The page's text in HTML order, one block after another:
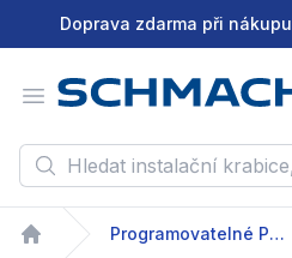
Doprava zdarma při
Open menu
Hledat instalační krabice,
Programovatelné PLC